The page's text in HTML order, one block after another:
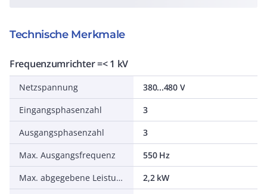
Technische Merkmale
Frequenzumrichter =< 1 kV
Netzspannung
380...480 V
Eingangsphasenzahl
3
Ausgangsphasenzahl
3
Max. Ausgangsfrequenz
550 Hz
Max. abgegebene Leistung bei linearer Belastung bei Bemessungsausgangsspannung
2,2 kW